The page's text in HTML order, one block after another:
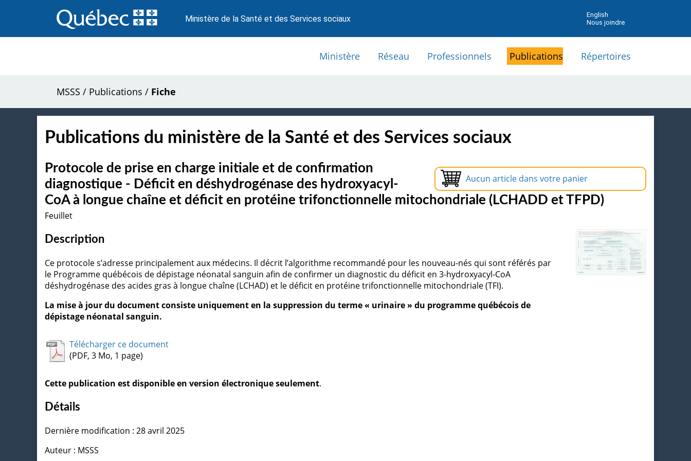
au
contenu
Ministère de la Santé et des Services sociaux
English
Nous joindre
Ministère Réseau Professionnels Publications Répertoires
MSSS / Publications / Fiche
Publications du ministère de la Santé et des Services sociaux
Aucun article dans votre panier
Protocole de prise en charge initiale et de confirmation
diagnostique - Déficit en déshydrogénase des hydroxyacyl-
CoA à longue chaîne et déficit en protéine trifonctionnelle mitochondriale (LCHADD et TFPD)
Feuillet
Description
Ce protocole s’adresse principalement aux médecins. Il décrit l’algorithme recommandé pour les nouveau-nés qui sont référés par
le Programme québécois de dépistage néonatal sanguin afin de confirmer un diagnostic du déficit en 3-hydroxyacyl-CoA
déshydrogénase des acides gras à longue chaîne (LCHAD) et le déficit en protéine trifonctionnelle mitochondriale (TFI).
La mise à jour du document consiste uniquement en la suppression du terme « urinaire » du programme québécois de
dépistage néonatal sanguin.
Télécharger ce document
(PDF, 3 Mo, 1 page)
Cette publication est disponible en version électronique seulement.
Détails
Dernière modification : 28 avril 2025
Auteur : MSSS